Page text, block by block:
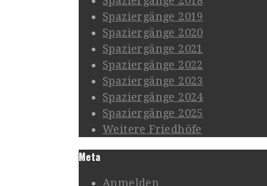
Spaziergänge 2019
Spaziergänge 2020
Spaziergänge 2021
Spaziergänge 2022
Spaziergänge 2023
Spaziergänge 2024
Spaziergänge 2025
Weitere Friedhöfe
Meta
Anmelden